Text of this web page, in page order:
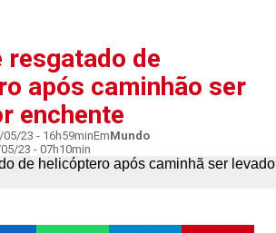
resgatado de
após caminhão ser
enchente
05/23 - 16h59minEmMundo
23 - 07h10min